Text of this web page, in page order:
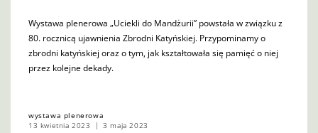
Wystawa plenerowa „Uciekli do Mandżurii” powstała w związku z
80. rocznicą ujawnienia Zbrodni Katyńskiej. Przypominamy o
zbrodni katyńskiej oraz o tym, jak kształtowała się pamięć o niej
przez kolejne dekady.
wystawa plenerowa
13 kwietnia 2023
3 maja 2023